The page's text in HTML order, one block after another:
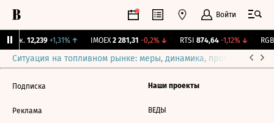
Войти
Бирж. 12,239 +1,31%↑ IMOEX 2 281,31 -0,2%↓ RTSI 874,64 -1,12%↓ RGBI
Ситуация на топливном рынке: меры, динамика, прогнозы
Подписка
Реклама
Наши проекты
ВЕДЫ